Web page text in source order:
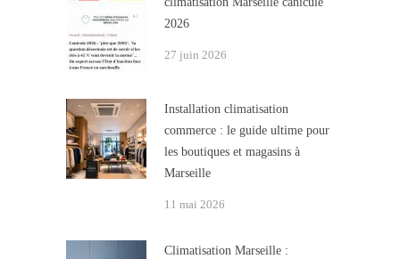
2026
27 juin 2026
Installation climatisation
commerce : le guide ultime pour
les boutiques et magasins à
Marseille
11 mai 2026
Climatisation Marseille :